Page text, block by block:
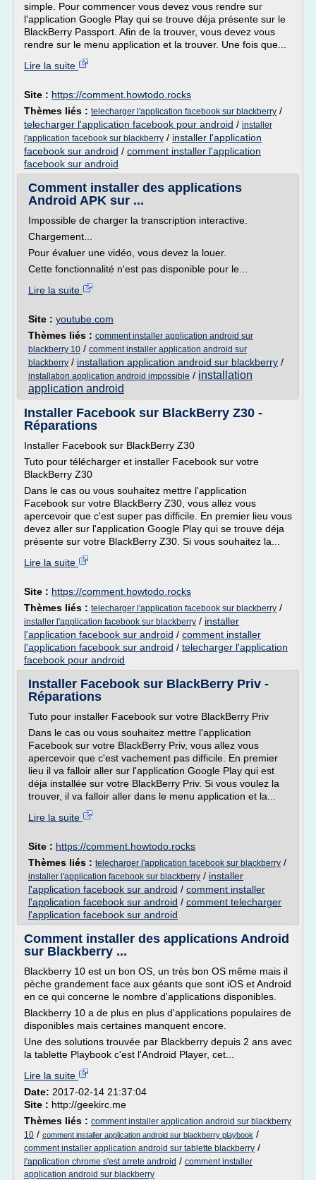
simple. Pour commencer vous devez vous rendre sur
l'application Google Play qui se trouve déja présente sur le
BlackBerry Passport. Afin de la trouver, vous devez vous
rendre sur le menu application et la trouver. Une fois que...
Lire la suite
Site : https://comment.howtodo.rocks
Thèmes liés : telecharger l'application facebook sur blackberry /
telecharger l'application facebook pour android / installer
l'application facebook sur blackberry / installer l'application
facebook sur android / comment installer l'application
facebook sur android
Comment installer des applications
Android APK sur ...
Impossible de charger la transcription interactive.
Chargement...
Pour évaluer une vidéo, vous devez la louer.
Cette fonctionnalité n'est pas disponible pour le...
Lire la suite
Site : youtube.com
Thèmes liés : comment installer application android sur
blackberry 10 / comment installer application android sur
blackberry / installation application android sur blackberry /
installation application android impossible / installation
application android
Installer Facebook sur BlackBerry Z30 -
Réparations
Installer Facebook sur BlackBerry Z30
Tuto pour télécharger et installer Facebook sur votre
BlackBerry Z30
Dans le cas ou vous souhaitez mettre l'application
Facebook sur votre BlackBerry Z30, vous allez vous
apercevoir que c'est super pas difficile. En premier lieu vous
devez aller sur l'application Google Play qui se trouve déja
présente sur votre BlackBerry Z30. Si vous souhaitez la...
Lire la suite
Site : https://comment.howtodo.rocks
Thèmes liés : telecharger l'application facebook sur blackberry /
installer l'application facebook sur blackberry / installer
l'application facebook sur android / comment installer
l'application facebook sur android / telecharger l'application
facebook pour android
Installer Facebook sur BlackBerry Priv -
Réparations
Tuto pour installer Facebook sur votre BlackBerry Priv
Dans le cas ou vous souhaitez mettre l'application
Facebook sur votre BlackBerry Priv, vous allez vous
apercevoir que c'est vachement pas difficile. En premier
lieu il va falloir aller sur l'application Google Play qui est
déja installée sur votre BlackBerry Priv. Si vous voulez la
trouver, il va falloir aller dans le menu application et la...
Lire la suite
Site : https://comment.howtodo.rocks
Thèmes liés : telecharger l'application facebook sur blackberry /
installer l'application facebook sur blackberry / installer
l'application facebook sur android / comment installer
l'application facebook sur android / comment telecharger
l'application facebook sur android
Comment installer des applications Android
sur Blackberry ...
Blackberry 10 est un bon OS, un très bon OS même mais il
pèche grandement face aux géants que sont iOS et Android
en ce qui concerne le nombre d'applications disponibles.
Blackberry 10 a de plus en plus d'applications populaires de
disponibles mais certaines manquent encore.
Une des solutions trouvée par Blackberry depuis 2 ans avec
la tablette Playbook c'est l'Android Player, cet...
Lire la suite
Date: 2017-02-14 21:37:04
Site : http://geekirc.me
Thèmes liés : comment installer application android sur blackberry
10 / comment installer application android sur blackberry playbook /
comment installer application android sur tablette blackberry /
l'application chrome s'est arrete android / comment installer
application android sur blackberry